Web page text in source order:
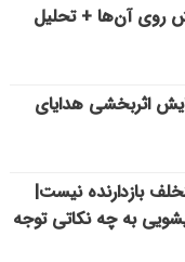
روی آن‌ها + تحلیل
اثربخشی هدایای
بازدارنده نیست|
به چه نکاتی توجه